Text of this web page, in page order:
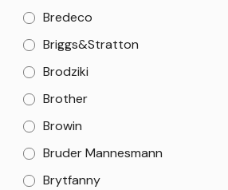
Bredeco
Briggs&Stratton
Brodziki
Brother
Browin
Bruder Mannesmann
Brytfanny